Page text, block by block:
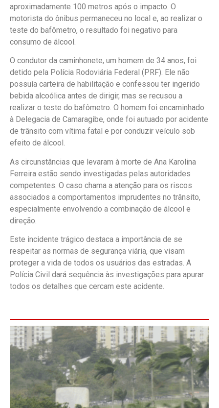
aproximadamente 100 metros após o impacto. O
motorista do ônibus permaneceu no local e, ao realizar o
teste do bafômetro, o resultado foi negativo para
consumo de álcool.
O condutor da caminhonete, um homem de 34 anos, foi
detido pela Polícia Rodoviária Federal (PRF). Ele não
possuía carteira de habilitação e confessou ter ingerido
bebida alcoólica antes de dirigir, mas se recusou a
realizar o teste do bafômetro. O homem foi encaminhado
à Delegacia de Camaragibe, onde foi autuado por acidente
de trânsito com vítima fatal e por conduzir veículo sob
efeito de álcool.
As circunstâncias que levaram à morte de Ana Karolina
Ferreira estão sendo investigadas pelas autoridades
competentes. O caso chama a atenção para os riscos
associados a comportamentos imprudentes no trânsito,
especialmente envolvendo a combinação de álcool e
direção.
Este incidente trágico destaca a importância de se
respeitar as normas de segurança viária, que visam
proteger a vida de todos os usuários das estradas. A
Polícia Civil dará sequência às investigações para apurar
todos os detalhes que cercam este acidente.